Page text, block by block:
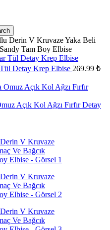
Derin V Kruvaze Yaka Beli
Tam Boy Elbise
Detay Krep Elbise 269.99 ₺
Açık Kol Ağzı Fırfır Detay